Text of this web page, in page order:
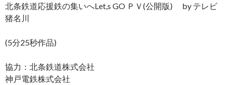
北条鉄道応援鉄の集いへLet,s GO ＰＶ(公開版) by テレビ
猪名川
(5分25秒作品)
協力：北条鉄道株式会社
神戸電鉄株式会社